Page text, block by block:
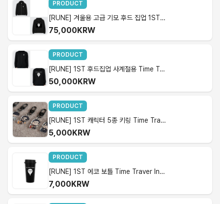
PRODUCT
[RUNE] 겨울용 고급 기모 후드 집업 1ST.Time Traver In Memory
75,000KRW
PRODUCT
[RUNE] 1ST 후드집업 사계절용 Time Traver In Memory
50,000KRW
PRODUCT
[RUNE] 1ST 캐릭터 5종 키링 Time Traver In Memory
5,000KRW
PRODUCT
[RUNE] 1ST 에코 보틀 Time Traver In Memory
7,000KRW